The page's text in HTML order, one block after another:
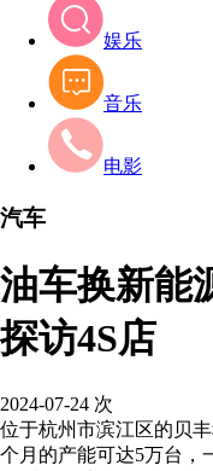
娱乐
音乐
电影
汽车
油车换新能
探访4S店
2024-07-24 次
位于杭州市滨江区的贝
个月的产能可达5万台，